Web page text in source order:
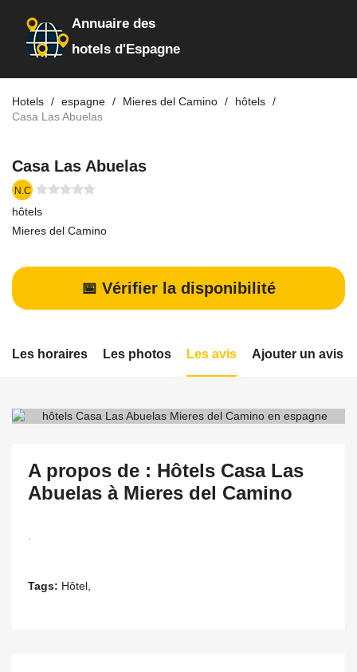
Annuaire des
hotels d'Espagne
Hotels espagne Mieres del Camino
hôtels
Casa Las Abuelas
Casa Las Abuelas
N.C
hôtels
Mieres del Camino
📅 Vérifier la disponibilité
Les horaires Les photos Les avis Ajouter un avis
A propos de : Hôtels Casa Las
Abuelas à Mieres del Camino
Tags: Hôtel,